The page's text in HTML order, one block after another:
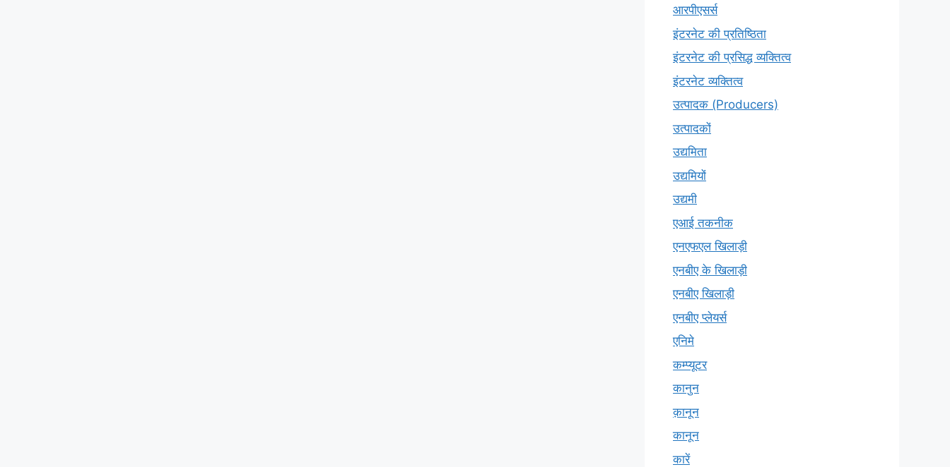
आरपीएसर्स
इंटरनेट की प्रतिष्ठिता
इंटरनेट की प्रसिद्ध व्यक्तित्व
इंटरनेट व्यक्तित्व
उत्पादक (Producers)
उत्पादकों
उद्यमिता
उद्यमियों
उद्यमी
एआई तकनीक
एनएफएल खिलाड़ी
एनबीए के खिलाड़ी
एनबीए खिलाड़ी
एनबीए प्लेयर्स
एनिमे
कम्प्यूटर
कानुन
क़ानून
कानून
कारें